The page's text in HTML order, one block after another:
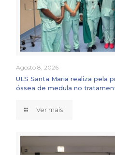
Agosto 8, 2026
ULS Santa Maria realiza pela
óssea de medula no
Ver mais